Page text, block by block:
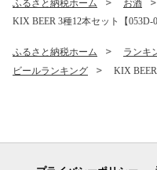
ふるさと納税ホーム お酒
KIX BEER 3種12本セット【053D-
ふるさと納税ホーム ランキ
ビールランキング
KIX